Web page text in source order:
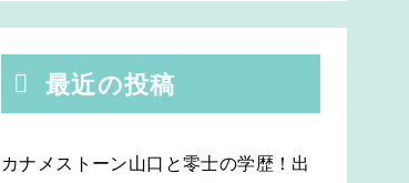
最近の投稿
カナメストーン山口と零士の学歴！出